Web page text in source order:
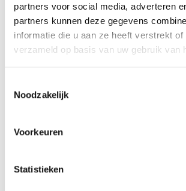
partners voor social media, adverteren
partners kunnen deze gegevens
informatie die u aan ze heeft verstrekt of
verzameld op basis van uw gebruik van
Noodzakelijk
Voorkeuren
Statistieken
Produktinformation
Produktanwendungen
No items found.